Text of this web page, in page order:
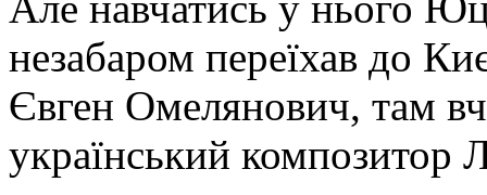
незабаром переїхав до
Євген Омелянович, там
український композитор